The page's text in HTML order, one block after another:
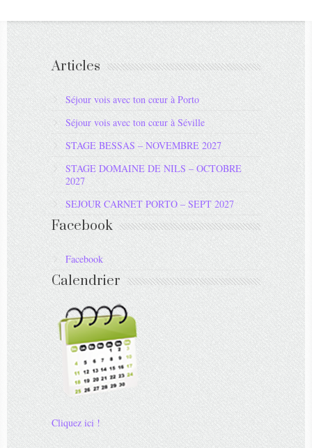
Articles
Séjour vois avec ton cœur à Porto
Séjour vois avec ton cœur à Séville
STAGE BESSAS – NOVEMBRE 2027
STAGE DOMAINE DE NILS – OCTOBRE
2027
SEJOUR CARNET PORTO – SEPT 2027
Facebook
Facebook
Calendrier
Cliquez ici !